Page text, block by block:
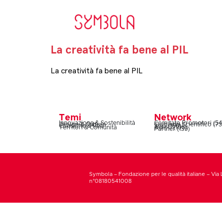
La creatività fa bene al PIL
La creatività fa bene al PIL
Temi
Innovazione & Sostenibilità
Design & Cultura
Coesione & Reti
Territori & Comunità
Network
Comitato Promotori
Comitato Scientifico
Soci (160)
Autori (106)
Partner (139)
Symbola – Fondazione per le qualità italiane – Via
n°08180541008